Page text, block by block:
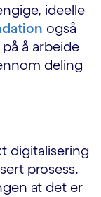
ideelle
også
å arbeide
deling
digitalisering
prosess.
at det er